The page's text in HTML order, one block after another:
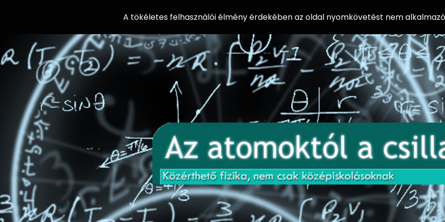
AZ
AT
OM
OK
Előadássorozat
középiskolásoknak
az ELTE
Természettudományi
Kar Fizikai
A tökéletes felhasználói élmény érdekében az oldal nyomkövetést nem